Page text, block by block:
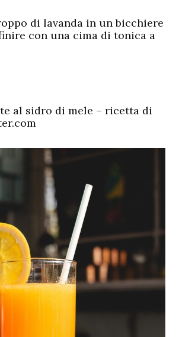
di lavanda in un bicchiere
con una cima di tonica a
al sidro di mele – ricetta di